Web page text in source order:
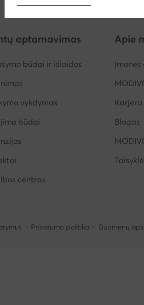
aptarnavimas
būdai ir išlaidos
vykdymas
būdai
centras
Apie
Įmonės
Blogas
Privatumo politika Duomenų